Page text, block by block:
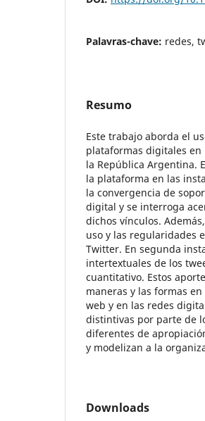
Palavras-chave: redes,
Resumo
Este trabajo aborda el
plataformas digitales en
la República Argentina.
la plataforma en las
la convergencia de
digital y se interroga
dichos vínculos.
uso y las regularidades
Twitter. En segunda
intertextuales de los
cuantitativo. Estos
maneras y las formas
web y en las redes
distintivas por parte de
diferentes de
y modelizan a la
Downloads